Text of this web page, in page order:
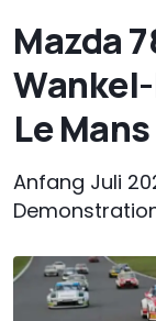
Mazda
Le
Anfang Juli